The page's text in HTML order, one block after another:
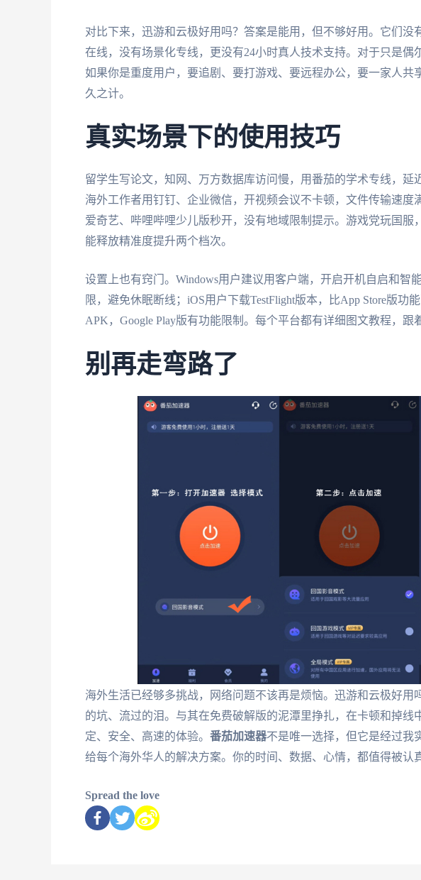
对比下来，迅游和云极好用吗？答案是能用，但不够好用。它们没
在线，没有场景化专线，更没有24小时真人技术支持。对于只是偶
如果你是重度用户，要追剧、要打游戏、要远程办公，要一家人共
久之计。
真实场景下的使用技巧
留学生写论文，知网、万方数据库访问慢，用番茄的学术专线，延
海外工作者用钉钉、企业微信，开视频会议不卡顿，文件传输速度
爱奇艺、哔哩哔哩少儿版秒开，没有地域限制提示。游戏党玩国服
能释放精准度提升两个档次。
设置上也有窍门。Windows用户建议用客户端，开启开机自启和智
限，避免休眠断线；iOS用户下载TestFlight版本，比App Store版功
APK，Google Play版有功能限制。每个平台都有详细图文教程，跟
别再走弯路了
海外生活已经够多挑战，网络问题不该再是烦恼。迅游和云极好用
的坑、流过的泪。与其在免费破解版的泥潭里挣扎，在卡顿和掉线
定、安全、高速的体验。 番茄加速器不是唯一选择，但它是经过我
给每个海外华人的解决方案。你的时间、数据、心情，都值得被认
Spread the love